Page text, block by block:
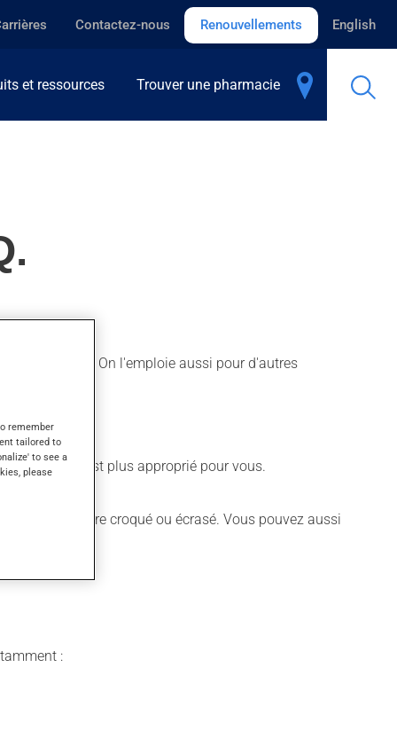
Contactez-nous Renouvellements English
et ressources Trouver une pharmacie
la fièvre. On l'emploie aussi pour d'autres
qui est plus approprié pour vous.
peut être croqué ou écrasé. Vous pouvez aussi
:
remember
tailored to
to see a
please